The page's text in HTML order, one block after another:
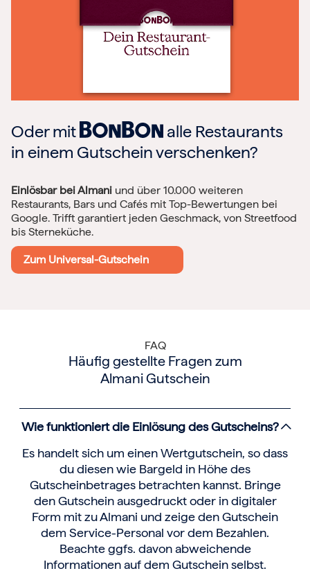
Oder mit
alle Restaurants
in einem Gutschein verschenken?
Einlösbar bei Almani und über 10.000 weiteren
Restaurants, Bars und Cafés mit Top-Bewertungen bei
Google. Trifft garantiert jeden Geschmack, von Streetfood
bis Sterneküche.
Zum Universal-Gutschein
FAQ
Häufig gestellte Fragen zum
Almani Gutschein
Wie funktioniert die Einlösung des Gutscheins?
Es handelt sich um einen Wertgutschein, so dass
du diesen wie Bargeld in Höhe des
Gutscheinbetrages betrachten kannst. Bringe
den Gutschein ausgedruckt oder in digitaler
Form mit zu Almani und zeige den Gutschein
dem Service-Personal vor dem Bezahlen.
Beachte ggfs. davon abweichende
Informationen auf dem Gutschein selbst.